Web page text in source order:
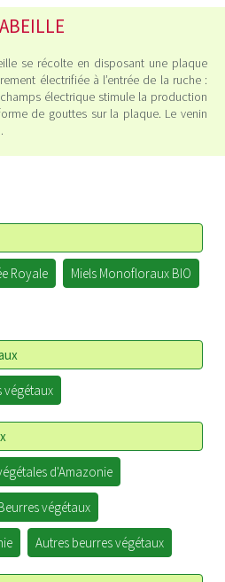
se récolte en disposant une plaque
électrifiée à l’entrée de la ruche :
électrique stimule la production
de gouttes sur la plaque. Le venin
Royale Miels Monofloraux BIO
végétaux
d'Amazonie
végétaux
Autres beurres végétaux